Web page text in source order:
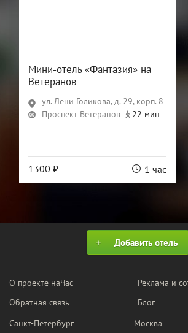
Мини-отель «Фантазия» на
Ветеранов
ул. Лени Голикова, д. 29, корп. 8
Проспект Ветеранов
22 мин
1300 ₽ 1 час
Добавить отель
О проекте наЧас
Обратная связь
Реклама и
Блог
Санкт-Петербург
Москва